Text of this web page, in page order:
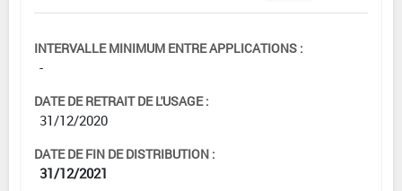
INTERVALLE MINIMUM ENTRE APPLICATIONS :
-
DATE DE RETRAIT DE L'USAGE :
31/12/2020
DATE DE FIN DE DISTRIBUTION :
31/12/2021